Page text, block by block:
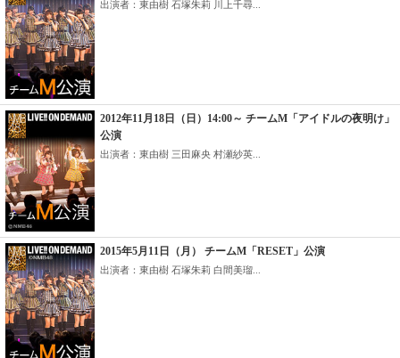
出演者：東由樹 石塚朱莉 川上千尋...
2012年11月18日（日）14:00～ チームM「アイドルの夜明け」
公演
出演者：東由樹 三田麻央 村瀬紗英...
2015年5月11日（月） チームM「RESET」公演
出演者：東由樹 石塚朱莉 白間美瑠...